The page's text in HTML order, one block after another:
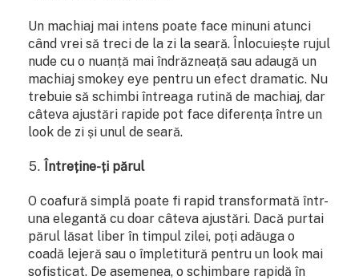
Un machiaj mai intens poate face minuni atunci
când vrei să treci de la zi la seară. Înlocuiește rujul
nude cu o nuanță mai îndrăzneață sau adaugă un
machiaj smokey eye pentru un efect dramatic. Nu
trebuie să schimbi întreaga rutină de machiaj, dar
câteva ajustări rapide pot face diferența între un
look de zi și unul de seară.
Întreține-ți părul
O coafură simplă poate fi rapid transformată într-
una elegantă cu doar câteva ajustări. Dacă purtai
părul lăsat liber în timpul zilei, poți adăuga o
coadă lejeră sau o împletitură pentru un look mai
sofisticat. De asemenea, o schimbare rapidă în